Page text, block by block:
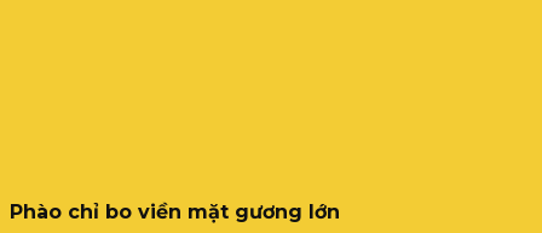
Phào chỉ bo viền mặt gương lớn